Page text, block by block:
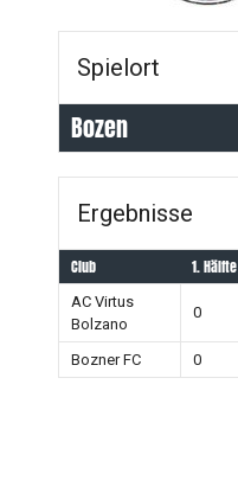
Spielort
Bozen
Ergebnisse
Club 1. Hälfte
AC Virtus
Bolzano
0
Bozner FC 0